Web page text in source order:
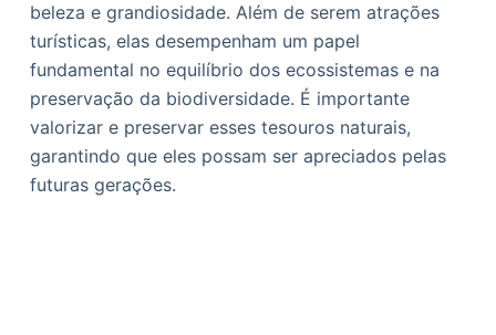
beleza e grandiosidade. Além de serem atrações
turísticas, elas desempenham um papel
fundamental no equilíbrio dos ecossistemas e na
preservação da biodiversidade. É importante
valorizar e preservar esses tesouros naturais,
garantindo que eles possam ser apreciados pelas
futuras gerações.